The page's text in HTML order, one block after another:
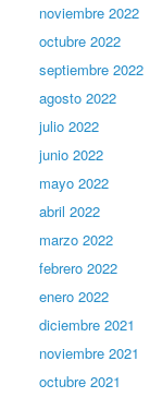
noviembre 2022
octubre 2022
septiembre 2022
agosto 2022
julio 2022
junio 2022
mayo 2022
abril 2022
marzo 2022
febrero 2022
enero 2022
diciembre 2021
noviembre 2021
octubre 2021